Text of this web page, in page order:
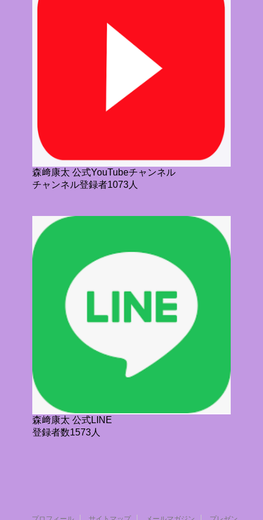
森﨑康太 公式YouTubeチャンネル
チャンネル登録者1073人
森﨑康太 公式LINE
登録者数1573人